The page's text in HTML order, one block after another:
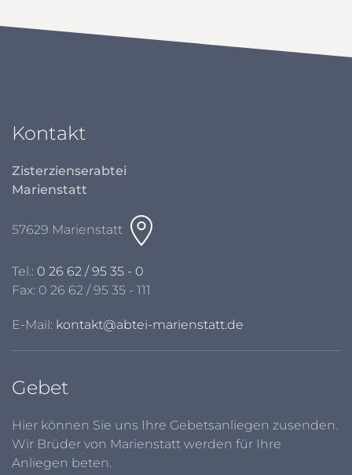
Kontakt
Zisterzienserabtei
Marienstatt
57629 Marienstatt
Tel.: 0 26 62 / 95 35 - 0
Fax: 0 26 62 / 95 35 - 111
E-Mail: kontakt@abtei-marienstatt.de
Gebet
Hier können Sie uns Ihre Gebetsanliegen zusenden.
Wir Brüder von Marienstatt werden für Ihre
Anliegen beten.